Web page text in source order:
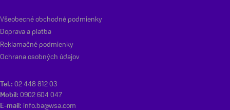
Tel.: 02 448 812 03
Mobil: 0902 604 047
E-mail: info.ba@wsa.com
Všeobecné obchodné podmienky
Doprava a platba
Reklamačné podmienky
Ochrana osobných údajov